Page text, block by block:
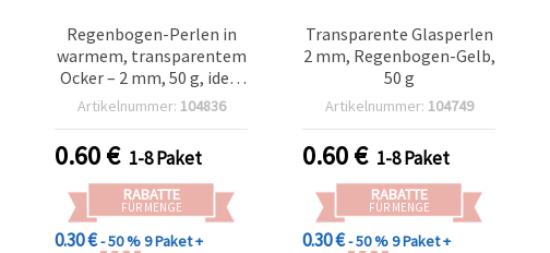
Regenbogen-Perlen in
warmem, transparentem
Ocker – 2 mm, 50 g, ideal
für handgefertigten
& einzigartige DIY-
Kreationen
Artikelnummer: 104836
0.60€ 1-8 Paket
RABATTE
FÜR MENGE
0.30 €- 50 %9 Paket +
Transparente Glasperlen
2 mm, Regenbogen-Gelb,
50 g
Artikelnummer: 104749
0.60€ 1-8 Paket
RABATTE
FÜR MENGE
0.30 €- 50 %9 Paket +